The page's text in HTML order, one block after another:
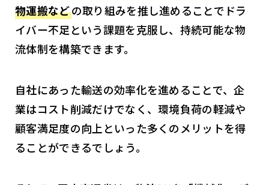
物運搬などの取り組みを推し進めることでドラ
イバー不足という課題を克服し、持続可能な物
流体制を構築できます。
自社にあった輸送の効率化を進めることで、企
業はコスト削減だけでなく、環境負荷の軽減や
顧客満足度の向上といった多くのメリットを得
ることができるでしょう。